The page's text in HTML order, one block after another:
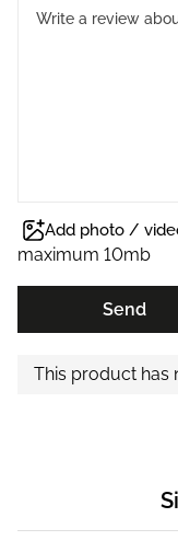
Add photo /
maximum 10mb
Send
This product has